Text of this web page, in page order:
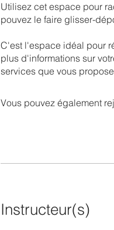
Utilisez cet espace pour
pouvez le faire glisser-
C'est l'espace idéal pour
plus d'informations sur
services que vous
Vous pouvez également
Instructeur(s)